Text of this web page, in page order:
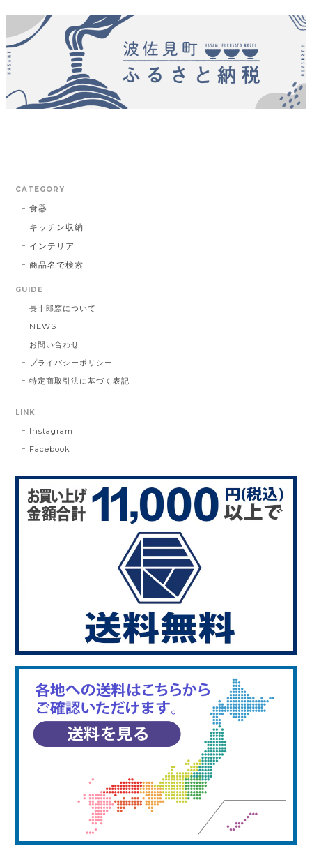
CATEGORY
食器
キッチン収納
インテリア
商品名で検索
GUIDE
長十郎窯について
NEWS
お問い合わせ
プライバシーポリシー
特定商取引法に基づく表記
LINK
Instagram
Facebook